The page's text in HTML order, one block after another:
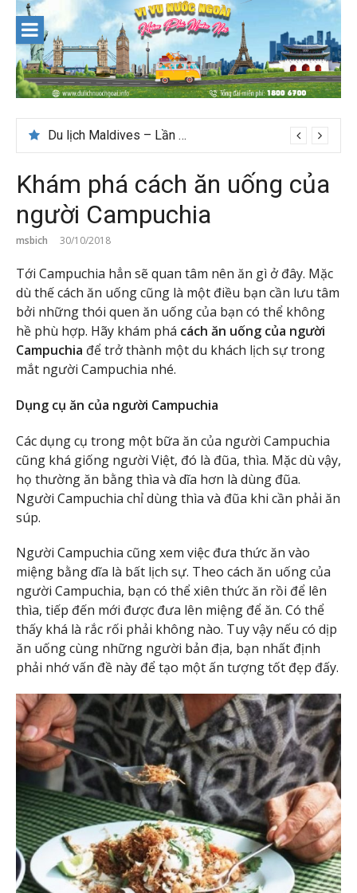
content
Du lịch Maldives – Lần đầu nên đi đâu, chơi gì?
Khám phá cách ăn uống của
người Campuchia
msbich 30/10/2018
Tới Campuchia hẳn sẽ quan tâm nên ăn gì ở đây. Mặc
dù thế cách ăn uống cũng là một điều bạn cần lưu tâm
bởi những thói quen ăn uống của bạn có thể không
hề phù hợp. Hãy khám phá cách ăn uống của người
Campuchia để trở thành một du khách lịch sự trong
mắt người Campuchia nhé.
Dụng cụ ăn của người Campuchia
Các dụng cụ trong một bữa ăn của người Campuchia
cũng khá giống người Việt, đó là đũa, thìa. Mặc dù vậy,
họ thường ăn bằng thìa và dĩa hơn là dùng đũa.
Người Campuchia chỉ dùng thìa và đũa khi cần phải ăn
súp.
Người Campuchia cũng xem việc đưa thức ăn vào
miệng bằng dĩa là bất lịch sự. Theo cách ăn uống của
người Campuchia, bạn có thể xiên thức ăn rồi để lên
thìa, tiếp đến mới được đưa lên miệng để ăn. Có thể
thấy khá là rắc rối phải không nào. Tuy vậy nếu có dịp
ăn uống cùng những người bản địa, bạn nhất định
phải nhớ vấn đề này để tạo một ấn tượng tốt đẹp đấy.